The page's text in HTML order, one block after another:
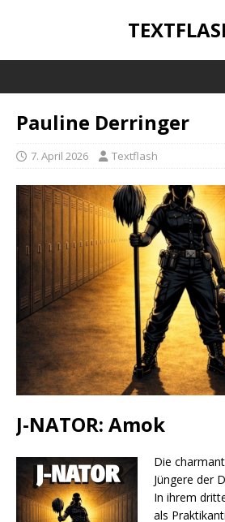
Pauline Derringer
7. April 2026 Textflash
J-NATOR: Amok
Die
Jüngere der
In ihrem
als